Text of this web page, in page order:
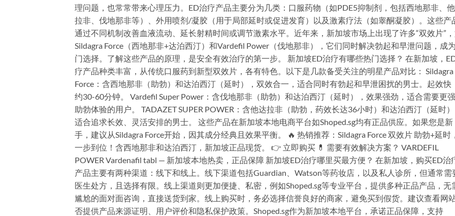
理问题，也常常带来心理压力。ED治疗产品主要分为几类：口服药物（如PDE5抑制剂，包括西地那非、
拉非、伐地那非等）、外用喷剂/凝胶（用于局部延时或促进发育）以及激素疗法（如睾酮凝胶）。这些产
通过不同机制改善血液流动、延长射精时间或调节激素水平。近年来，新加坡市场上出现了许多“双效片”
Sildagra Force（西地那非+达泊西汀）和Vardefil Power（伐地那非），它们同时解决勃起和早泄问题，成
门选择。了解这些产品的原理，是安全有效治疗的第一步。 新加坡ED治疗有哪些热门选择？ 在新加坡，
疗产品种类丰富，从传统口服药到新型双效片，各有特色。以下是几款备受关注的明星产品对比： Sildagra
Force：含西地那非（助勃）和达泊西汀（延时），双效合一，适合同时有勃起和早泄困扰的男士。起效快
约30-60分钟。 Vardefil Super Power：含伐地那非（助勃）和达泊西汀（延时），效果强劲，适合需要更
助勃体验的用户。 TADAZET SUPER POWER：含他达拉非（助勃，药效长达36小时）和达泊西汀（延时
适合追求长效、灵活安排的男士。 这些产品在新加坡本地电商平台如Shoped.sg均有正品供应。如果您是新
手，建议从Sildagra Force开始，因其成分经典且效果平衡。 🔥 热销推荐：Sildagra Force 双效片 助勃+延时
一步到位！含西地那非和达泊西汀，新加坡正品现货。 👉 立即购买 💊 需要有效解决方案？ VARDEFIL
POWER Vardenafil tabl — 新加坡本地热卖，正品保障 新加坡ED治疗哪里买最方便？ 在新加坡，购买ED治
产品主要有两种渠道：线下和线上。线下渠道包括Guardian、Watson等药妆店，以及私人诊所，但通常需
医生处方，且选择有限。线上渠道则更加便捷、私密，例如Shoped.sg等专业平台，提供多种正品产品，无
尴尬的面对面咨询，直接送货到家。线上购买时，务必选择信誉良好的商家，避免买到假货。建议查看网
否提供产品来源证明、用户评价和隐私保护政策。Shoped.sg作为新加坡本地平台，承诺正品保障，支持